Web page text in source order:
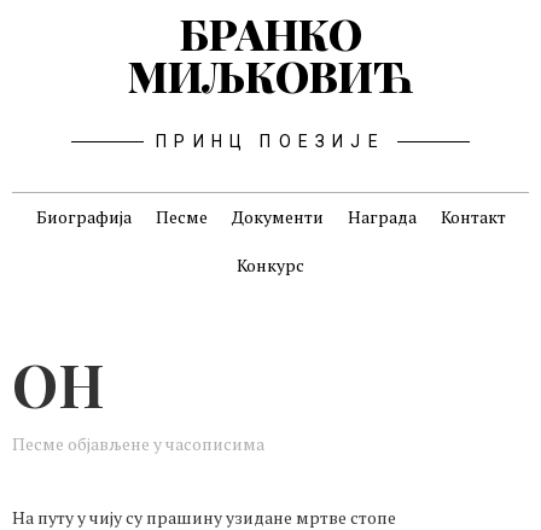
БРАНКО
МИЉКОВИЋ
ПРИНЦ ПОЕЗИЈЕ
Биографија Песме Документи Награда Контакт
Конкурс
ОН
Песме објављене у часописима
На путу у чију су прашину узидане мртве стопе